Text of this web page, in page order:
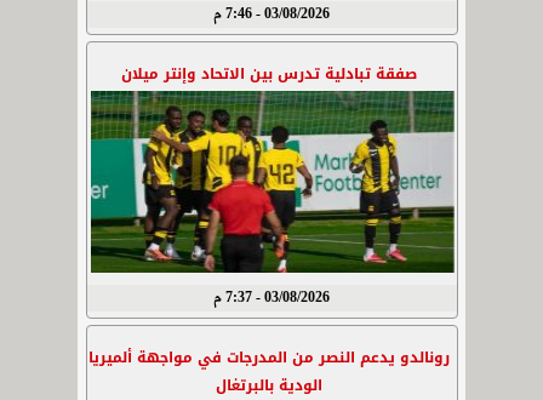
03/08/2026 - 7:46 م
صفقة تبادلية تدرس بين الاتحاد وإنتر ميلان
03/08/2026 - 7:37 م
رونالدو يدعم النصر من المدرجات في مواجهة ألميريا
الودية بالبرتغال